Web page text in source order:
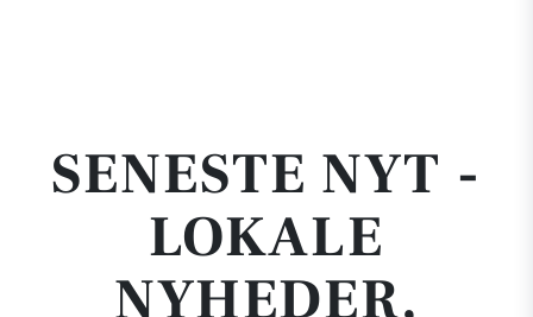
SENESTE NYT -
LOKALE
NYHEDER,